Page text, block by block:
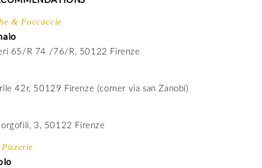
& Foccaccie
65/R 74 /76/R, 50122 Firenze
42r, 50129 Firenze (corner via san Zanobi)
3, 50122 Firenze